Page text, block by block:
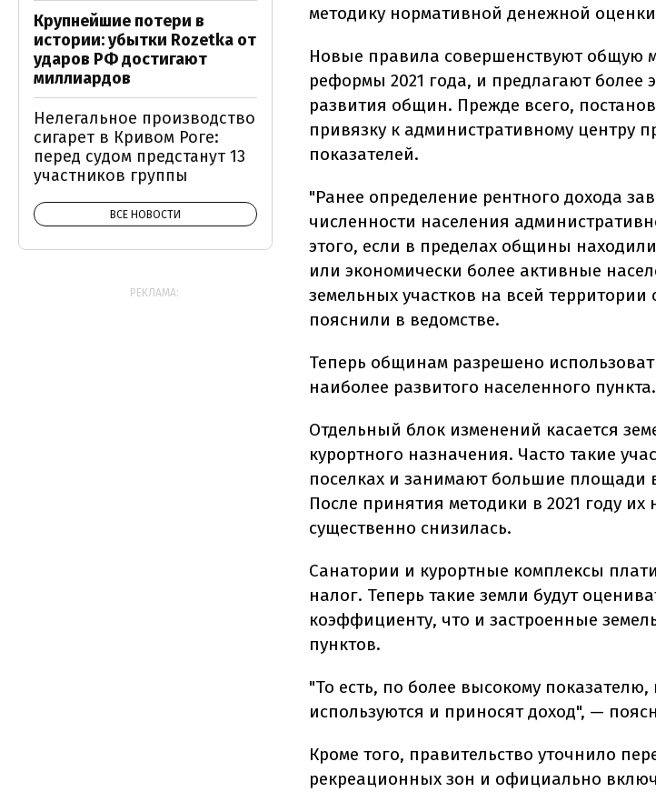
методику нормативной денежной
Новые правила совершенствуют общую
реформы 2021 года, и предлагают
развития общин. Прежде всего,
привязку к административному центру
показателей.
"Ранее определение рентного дохода
численности населения
этого, если в пределах общины
или экономически более активные
земельных участков на всей
пояснили в ведомстве.
Теперь общинам разрешено
наиболее развитого населенного пункта.
Отдельный блок изменений касается
курортного назначения. Часто такие
поселках и занимают большие площади
После принятия методики в 2021 году
существенно снизилась.
Санатории и курортные комплексы
налог. Теперь такие земли будут
коэффициенту, что и застроенные
пунктов.
"То есть, по более высокому
используются и приносят доход", —
Кроме того, правительство уточнило
рекреационных зон и официально
Крупнейшие потери в
истории: убытки Rozetka от
ударов РФ достигают
миллиардов
Нелегальное производство
сигарет в Кривом Роге:
перед судом предстанут 13
участников группы
ВСЕ НОВОСТИ
РЕКЛАМА: